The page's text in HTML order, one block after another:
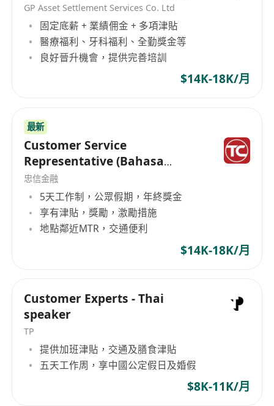
GP Asset Settlement Services Co. Ltd
固定底薪 + 業績佣金 + 多項津貼
醫療福利、牙科福利、全勤獎金等
良好晉升機會，提供完善培訓
$14K-18K/月
最新
Customer Service
Representative (Bahasa
Speaker)
忠信金融
5天工作制，公眾假期，年終獎金
享有津貼，獎勵，激勵措施
地點鄰近MTR，交通便利
$14K-18K/月
Customer Experts - Thai
speaker
TP
提供加班津貼，交通及膳食津貼
五天工作周，享中國公定假日及婚假
$8K-11K/月